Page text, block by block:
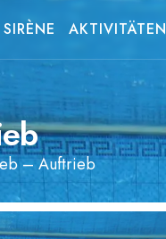
AKTIVITÄTEN
– Auftrieb